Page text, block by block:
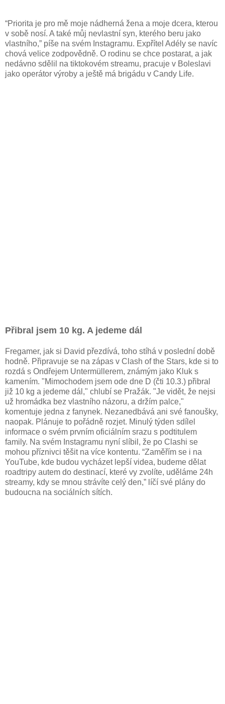
“Priorita je pro mě moje nádherná žena a moje dcera, kterou
v sobě nosí. A také můj nevlastní syn, kterého beru jako
vlastního,” píše na svém Instagramu. Expřítel Adély se navíc
chová velice zodpovědně. O rodinu se chce postarat, a jak
nedávno sdělil na tiktokovém streamu, pracuje v Boleslavi
jako operátor výroby a ještě má brigádu v Candy Life.
Přibral jsem 10 kg. A jedeme dál
Fregamer, jak si David přezdívá, toho stíhá v poslední době
hodně. Připravuje se na zápas v Clash of the Stars, kde si to
rozdá s Ondřejem Untermüllerem, známým jako Kluk s
kamením. "Mimochodem jsem ode dne D (čti 10.3.) přibral
již 10 kg a jedeme dál," ​​chlubí se Pražák. "Je vidět, že nejsi
už hromádka bez vlastního názoru, a držím palce,"
komentuje jedna z fanynek. Nezanedbává ani své fanoušky,
naopak. Plánuje to pořádně rozjet. Minulý týden sdílel
informace o svém prvním oficiálním srazu s podtitulem
family. Na svém Instagramu nyní slíbil, že po Clashi se
mohou příznivci těšit na více kontentu. “Zaměřím se i na
YouTube, kde budou vycházet lepší videa, budeme dělat
roadtripy autem do destinací, které vy zvolíte, uděláme 24h
streamy, kdy se mnou strávíte celý den,” ​líčí své plány do
budoucna na sociálních sítích.